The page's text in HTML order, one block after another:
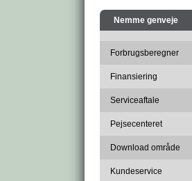
Nemme genveje
Forbrugsberegner
Finansiering
Serviceaftale
Pejsecenteret
Download område
Kundeservice